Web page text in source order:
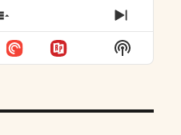
SHOW
EPISODES
LIST
NEXT
Show
Podcast